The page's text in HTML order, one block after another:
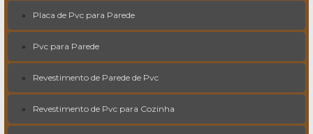
Placa de Pvc para Parede
Pvc para Parede
Revestimento de Parede de Pvc
Revestimento de Pvc para Cozinha